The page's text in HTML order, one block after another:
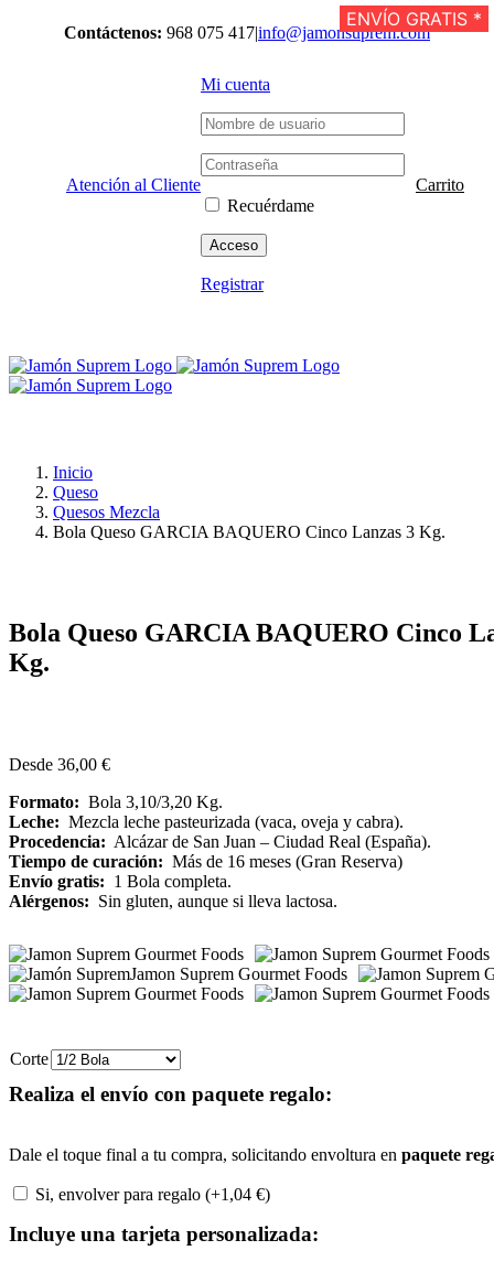
Contáctenos: 968 075 417|info@jamonsuprem.com
Atención al Cliente
Mi cuenta
Recuérdame
Registrar
Carrito
Inicio
Queso
Quesos Mezcla
Bola Queso GARCIA BAQUERO Cinco Lanzas 3 Kg.
ENVÍO GRATIS *
Bola Queso GARCIA BAQUERO Cinco
Kg.
Desde 36,00 €
Formato: Bola 3,10/3,20 Kg.
Leche: Mezcla leche pasteurizada (vaca, oveja y cabra).
Procedencia: Alcázar de San Juan – Ciudad Real (España).
Tiempo de curación: Más de 16 meses (Gran Reserva)
Envío gratis: 1 Bola completa.
Alérgenos: Sin gluten, aunque si lleva lactosa.
Corte
Realiza el envío con paquete regalo:
Dale el toque final a tu compra, solicitando envoltura en paquete
Si, envolver para regalo (+1,04 €)
Incluye una tarjeta personalizada:
ENVÍO GRATIS *
ENVÍO GRATIS *
ENVÍO GRATIS *
ENVÍO GRATIS *
ENVÍO GRATIS *
ENVÍO GRATIS *
ENVÍO GRATIS *